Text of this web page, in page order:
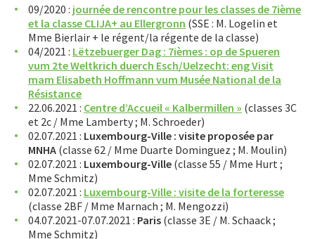
Jeu aux échecs
Jugendtreff
Melomania
Sciences
Sport
STUDIO71 : Expositions
Uelzechtkanal
Voyages et excursions
Excursions et voyages d’études 2024/2025
Excursions et voyages d’études 2023/2024
Excursions et voyages d’études 2022/2023
09/2020 : journée de rencontre pour les classes de 7ième
et la classe CLIJA+ au Ellergronn (SSE : M. Logelin et
Mme Bierlair + le régent/la régente de la classe)
04/2021 : Lëtzebuerger Dag : 7ièmes : op de Spueren
vum 2te Weltkrich duerch Esch/Uelzecht: eng Visit
mam Elisabeth Hoffmann vum Musée National de la
Résistance
22.06.2021 : Centre d’Accueil « Kalbermillen » (classes 3C
et 2c / Mme Lamberty ; M. Schroeder)
02.07.2021 : Luxembourg-Ville : visite proposée par
MNHA (classe 62 / Mme Duarte Dominguez ; M. Moulin)
02.07.2021 : Luxembourg-Ville (classe 55 / Mme Hurt ;
Mme Schmitz)
02.07.2021 : Luxembourg-Ville : visite de la forteresse
(classe 2BF / Mme Marnach ; M. Mengozzi)
04.07.2021-07.07.2021 : Paris (classe 3E / M. Schaack ;
Mme Schmitz)